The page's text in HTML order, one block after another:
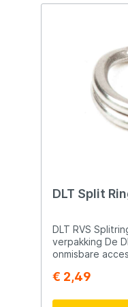
zorg dat je
DLT Split
DLT RVS
verpakking De DLT RVS Splitringen zijn
onmisbare
aanpast of
€ 2,49